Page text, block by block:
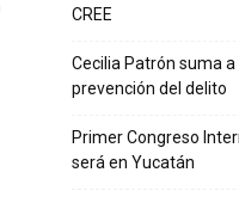
CREE
Cecilia Patrón suma
prevención del delito
Primer Congreso
será en Yucatán